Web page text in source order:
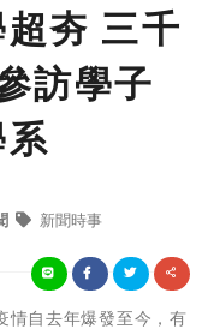
夯 三千
訪學子
新聞時事
自去年爆發至今，有